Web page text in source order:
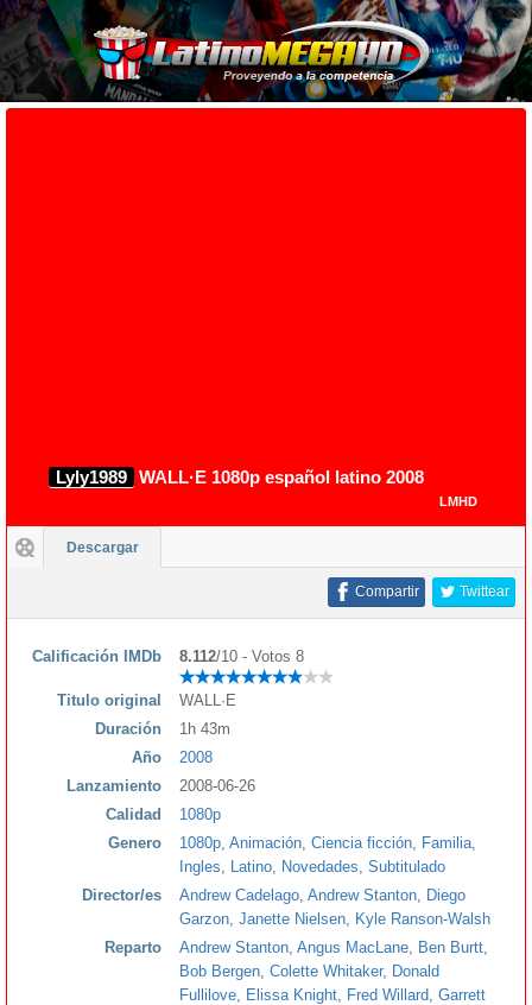
Lyly1989 WALL·E 1080p español latino 2008
LMHD
Descargar
Twittear
Compartir
Calificación IMDb 8.112/10 - Votos 8
Titulo original
WALL·E
Duración
1h 43m
Año
2008
Lanzamiento
2008-06-26
Calidad
1080p
Genero
1080p Animación Ciencia ficción Familia
Ingles
Latino Novedades Subtitulado
Director/es
Andrew Cadelago Andrew Stanton
Diego
Garzon Janette Nielsen
Kyle Ranson-Walsh
Reparto
Andrew Stanton Angus MacLane Ben Burtt
Bob Bergen Colette Whitaker, Donald
Fullilove
Elissa Knight Fred Willard Garrett